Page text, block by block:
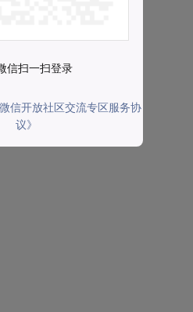
信扫一扫登录
微信开放社区交流专区服务协
议》